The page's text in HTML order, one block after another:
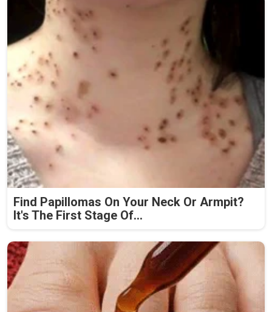
Find Papillomas On Your Neck Or Armpit?
It's The First Stage Of...